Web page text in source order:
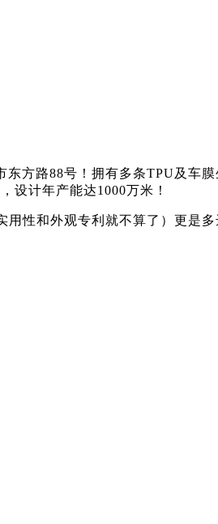
方路88号！拥有多条TPU及车
设计年产能达1000万米！
性和外观专利就不算了）更是多